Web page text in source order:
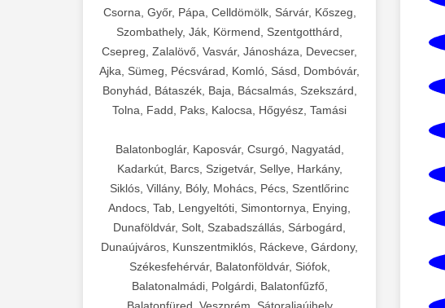
Csorna, Győr, Pápa, Celldömölk, Sárvár, Kőszeg,
Szombathely, Ják, Körmend, Szentgotthárd,
Csepreg, Zalalövő, Vasvár, Jánosháza, Devecser,
Ajka, Sümeg, Pécsvárad, Komló, Sásd, Dombóvár,
Bonyhád, Bátaszék, Baja, Bácsalmás, Szekszárd,
Tolna, Fadd, Paks, Kalocsa, Hőgyész, Tamási
Balatonboglár, Kaposvár, Csurgó, Nagyatád,
Kadarkút, Barcs, Szigetvár, Sellye, Harkány,
Siklós, Villány, Bóly, Mohács, Pécs, Szentlőrinc
Andocs, Tab, Lengyeltóti, Simontornya, Enying,
Dunaföldvár, Solt, Szabadszállás, Sárbogárd,
Dunaújváros, Kunszentmiklós, Ráckeve, Gárdony,
Székesfehérvár, Balatonföldvár, Siófok,
Balatonalmádi, Polgárdi, Balatonfűzfő,